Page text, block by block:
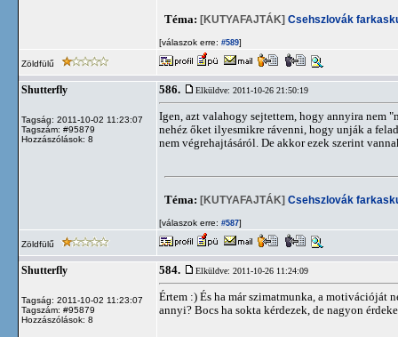
Téma: [KUTYAFAJTÁK] Csehszlovák
[válaszok erre: #589]
Zöldfülű
Shutterfly
Tagság: 2011-10-02 11:23:07
Tagszám: #95879
Hozzászólások: 8
586. Elküldve: 2011-10-26 21:50:19
Igen, azt valahogy sejtettem, hogy annyira nem
nehéz őket ilyesmikre rávenni, hogy unják a
nem végrehajtásáról. De akkor ezek szerint
Téma: [KUTYAFAJTÁK] Csehszlovák
[válaszok erre: #587]
Zöldfülű
Shutterfly
Tagság: 2011-10-02 11:23:07
Tagszám: #95879
Hozzászólások: 8
584. Elküldve: 2011-10-26 11:24:09
Értem :) És ha már szimatmunka, a motivációját
annyi? Bocs ha sokta kérdezek, de nagyon